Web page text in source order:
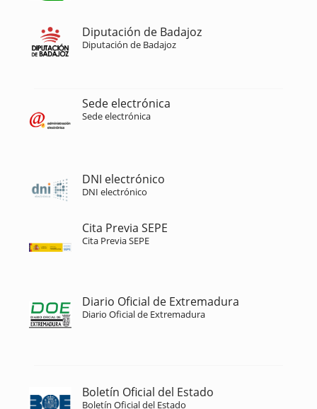
Diputación de Badajoz
Diputación de Badajoz
Sede electrónica
Sede electrónica
DNI electrónico
DNI electrónico
Cita Previa SEPE
Cita Previa SEPE
Diario Oficial de Extremadura
Diario Oficial de Extremadura
Boletín Oficial del Estado
Boletín Oficial del Estado